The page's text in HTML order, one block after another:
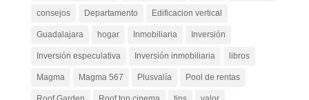
consejos Departamento Edificacion vertical
Guadalajara hogar Inmobiliaria Inversión
Inversión especulativa Inversión inmobiliaria libros
Magma Magma 567 Plusvalía Pool de rentas